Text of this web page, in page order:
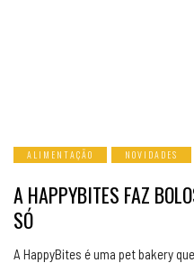
ALIMENTAÇÃO NOVIDADES
A HAPPYBITES FAZ
SÓ
A HappyBites é uma pet bakery